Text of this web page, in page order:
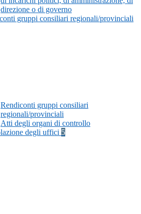
direzione o di governo
gruppi consiliari regionali/provinciali
Rendiconti gruppi consiliari
regionali/provinciali
Atti degli organi di controllo
degli uffici 5